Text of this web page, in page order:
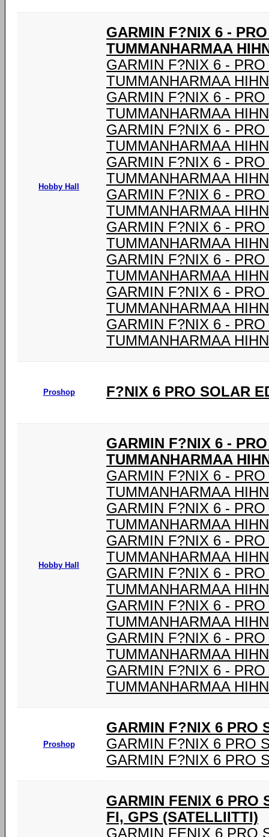
Hobby Hall
GARMIN F?NIX 6 -
TUMMANHARMAA
GARMIN F?NIX 6 -
TUMMANHARMAA
GARMIN F?NIX 6 -
TUMMANHARMAA
GARMIN F?NIX 6 -
TUMMANHARMAA
GARMIN F?NIX 6 -
TUMMANHARMAA
GARMIN F?NIX 6 -
TUMMANHARMAA
GARMIN F?NIX 6 -
TUMMANHARMAA
GARMIN F?NIX 6 -
TUMMANHARMAA
GARMIN F?NIX 6 -
TUMMANHARMAA
GARMIN F?NIX 6 -
TUMMANHARMAA
Proshop F?NIX 6 PRO SOLAR
Hobby Hall
GARMIN F?NIX 6 -
TUMMANHARMAA
GARMIN F?NIX 6 -
TUMMANHARMAA
GARMIN F?NIX 6 -
TUMMANHARMAA
GARMIN F?NIX 6 -
TUMMANHARMAA
GARMIN F?NIX 6 -
TUMMANHARMAA
GARMIN F?NIX 6 -
TUMMANHARMAA
GARMIN F?NIX 6 -
TUMMANHARMAA
GARMIN F?NIX 6 -
TUMMANHARMAA
Proshop
GARMIN F?NIX 6 PRO
GARMIN F?NIX 6 PRO
GARMIN F?NIX 6 PRO
GARMIN FENIX 6 PRO
FI, GPS (SATELLIITTI)
GARMIN FENIX 6 PRO